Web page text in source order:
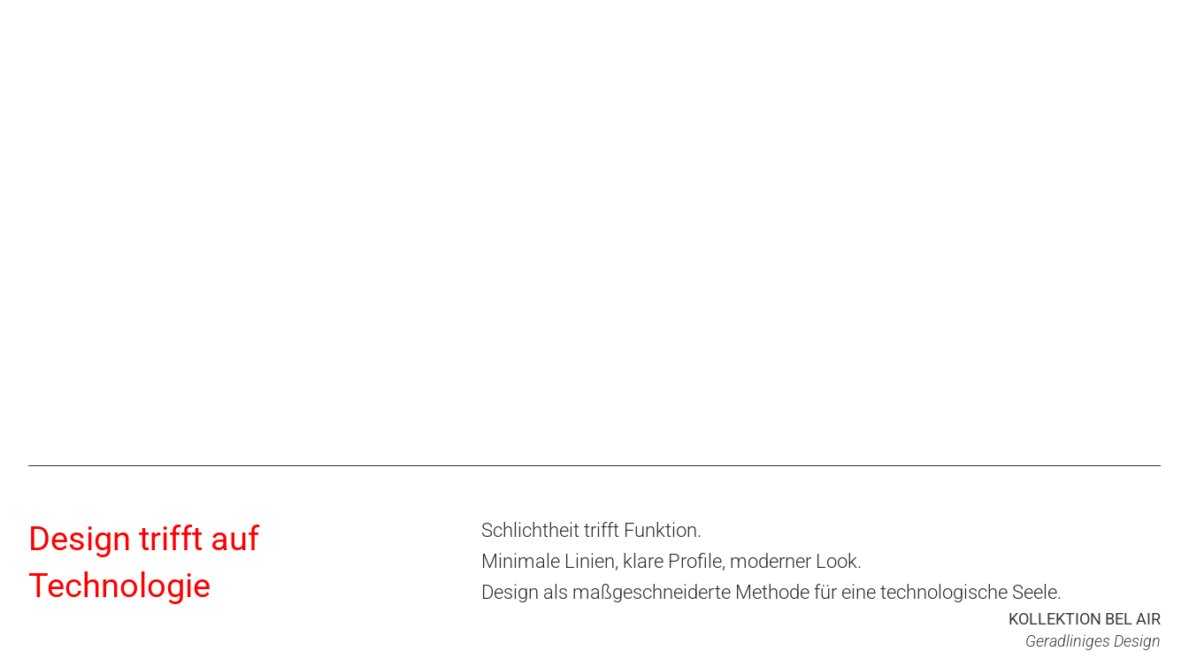
Design trifft auf
Technologie
Schlichtheit trifft Funktion.
Minimale Linien, klare Profile, moderner Look.
Design als maßgeschneiderte Methode für eine technologische Seele.
KOLLEKTION BEL AIR
Geradliniges Design